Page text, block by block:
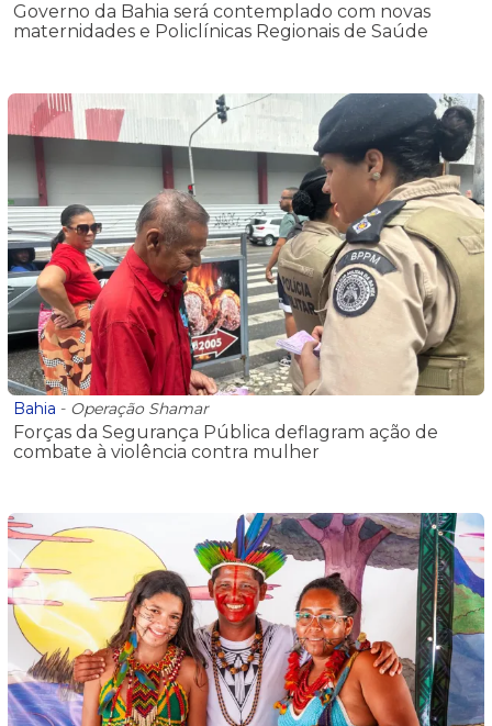
Governo da Bahia será contemplado com novas
maternidades e Policlínicas Regionais de Saúde
Bahia - Operação Shamar
Forças da Segurança Pública deflagram ação de
combate à violência contra mulher